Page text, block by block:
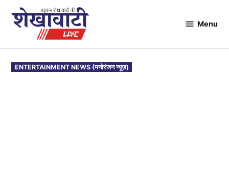
Menu
POSTED
IN
ENTERTAINMENT NEWS (मनोरंजन न्यूज़)